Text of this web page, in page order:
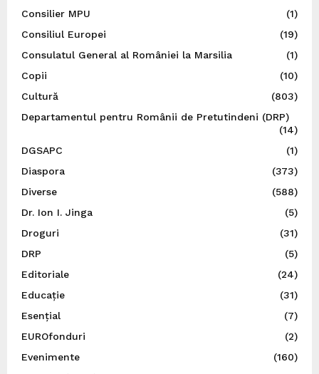
Consilier MPU
(1)
Consiliul Europei
(19)
Consulatul General al României la Marsilia
(1)
Copii
(10)
Cultură
(803)
Departamentul pentru Românii de Pretutindeni (DRP)
(14)
DGSAPC
(1)
Diaspora
(373)
Diverse
(588)
Dr. Ion I. Jinga
(5)
Droguri
(31)
DRP
(5)
Editoriale
(24)
Educație
(31)
Esențial
(7)
EUROfonduri
(2)
Evenimente
(160)